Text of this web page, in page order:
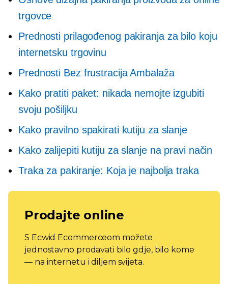
trgovce
Prednosti prilagođenog pakiranja za bilo koju
internetsku trgovinu
Prednosti Bez frustracijaAmbalaža
Kako pratiti paket: nikada nemojte izgubiti
svoju pošiljku
Kako pravilno spakirati kutiju za slanje
Kako zalijepiti kutiju za slanje na pravi način
Traka za pakiranje: Koja je najbolja traka
Prodajte online
S Ecwid Ecommerceom možete
jednostavno prodavati bilo gdje, bilo kome
— na internetu i diljem svijeta.